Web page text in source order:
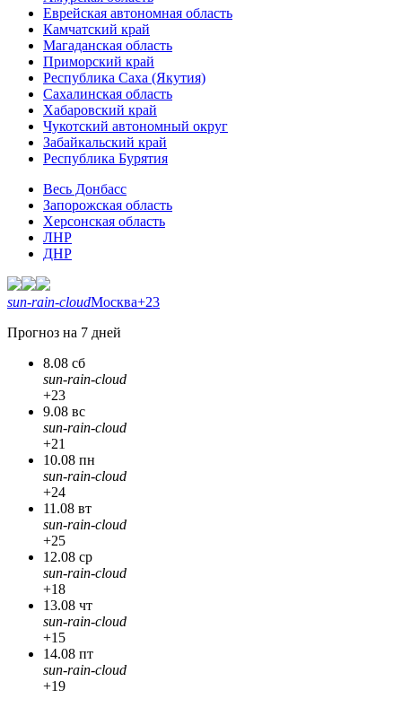
Еврейская автономная область
Камчатский край
Магаданская область
Приморский край
Республика Саха (Якутия)
Сахалинская область
Хабаровский край
Чукотский автономный округ
Забайкальский край
Республика Бурятия
Весь Донбасс
Запорожская область
Херсонская область
ЛНР
ДНР
sun-rain-cloudМосква+23
Прогноз на 7 дней
8.08 сб
sun-rain-cloud
+23
9.08 вс
sun-rain-cloud
+21
10.08 пн
sun-rain-cloud
+24
11.08 вт
sun-rain-cloud
+25
12.08 ср
sun-rain-cloud
+18
13.08 чт
sun-rain-cloud
+15
14.08 пт
sun-rain-cloud
+19